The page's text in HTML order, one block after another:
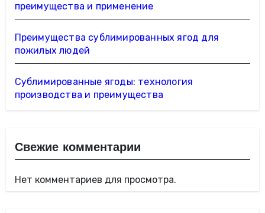
преимущества и применение
Преимущества сублимированных ягод для
пожилых людей
Сублимированные ягоды: технология
производства и преимущества
Свежие комментарии
Нет комментариев для просмотра.